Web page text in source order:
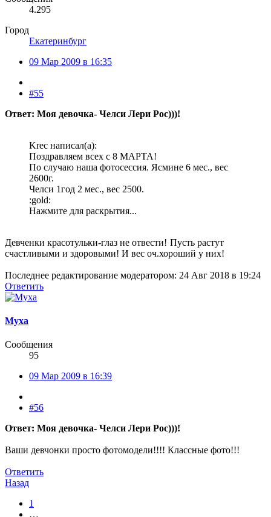
4.295
Город
Екатеринбург
09 Мар 2009 в 16:35
#55
Ответ: Моя девочка- Челси Лери Рос)))!
Krec написал(а):
Поздравляем всех с 8 МАРТА!
По случаю наша фотосессия. Ясмине 6 мес., вес
2600г.
Челси 1год 2 мес., вес 2500.
:gold:
Нажмите для раскрытия...
Девченки красотульки-глаз не отвести! Пусть растут
счастливыми и здоровыми! И вес оч.хороший у них!
Последнее редактирование модератором: 24 Авг 2018 в 19:24
Ответить
Муха
Сообщения
95
09 Мар 2009 в 16:39
#56
Ответ: Моя девочка- Челси Лери Рос)))!
Ваши девчонки просто фотомодели!!!! Классные фото!!!
Ответить
Назад
1
…